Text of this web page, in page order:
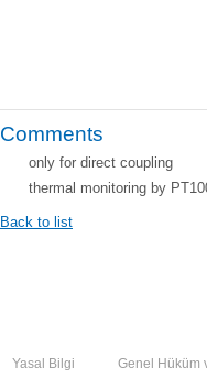
Comments
only for direct coupling
thermal monitoring by
Back to list
Yasal Bilgi Genel Hüküm